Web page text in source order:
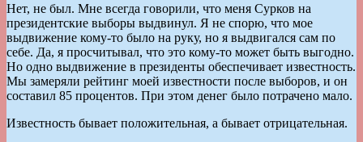
Нет, не был. Мне всегда говорили, что меня Сурков на
президентские выборы выдвинул. Я не спорю, что мое
выдвижение кому-то было на руку, но я выдвигался сам по
себе. Да, я просчитывал, что это кому-то может быть выгодно.
Но одно выдвижение в президенты обеспечивает известность.
Мы замеряли рейтинг моей известности после выборов, и он
составил 85 процентов. При этом денег было потрачено мало.
Известность бывает положительная, а бывает отрицательная.